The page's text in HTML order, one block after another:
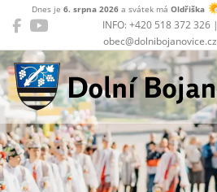
INFO: +420 518 372 326 |
obec@dolnibojanovice.cz
Dnes je 6. srpna 2026a svátek má Oldřiška
Dolní Bojanovice